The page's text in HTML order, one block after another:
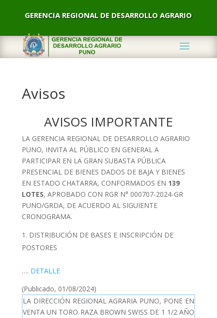
GERENCIA REGIONAL DE DESARROLLO AGRARIO
Avisos
AVISOS IMPORTANTE
LA GERENCIA REGIONAL DE DESARROLLO AGRARIO
PUNO, INVITA AL PÚBLICO EN GENERAL A
PARTICIPAR EN LA GRAN SUBASTA PÚBLICA
PRESENCIAL DE BIENES DADOS DE BAJA Y BIENES
EN ESTADO CHATARRA, CONFORMADOS EN 139
LOTES, APROBADO CON RGR N° 000707-2024-GR
PUNO/GRDA, DE ACUERDO AL SIGUIENTE
CRONOGRAMA.
DISTRIBUCIÓN DE BASES E INSCRIPCIÓN DE
POSTORES
…. DETALLE
(Publicado, 01/08/2024)
LA DIRECCIÓN REGIONAL AGRARIA PUNO, PONE EN
VENTA UN TORO RAZA BROWN SWISS DE 1 1/2 AÑO